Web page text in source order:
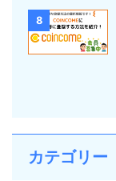
8
カテゴリー